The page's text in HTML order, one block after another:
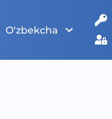
O‘zbekcha